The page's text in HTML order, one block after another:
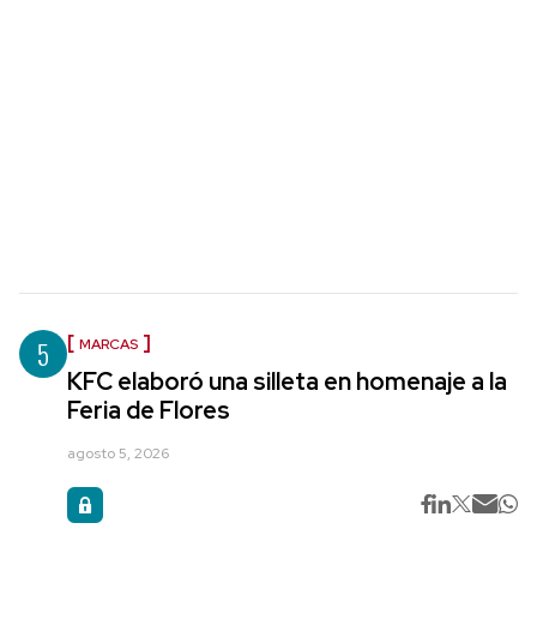
5 MARCAS
KFC elaboró una silleta en homenaje a la
Feria de Flores
agosto 5, 2026